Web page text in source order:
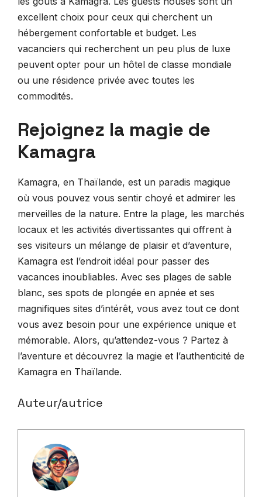
excellent choix pour ceux qui cherchent un
hébergement confortable et budget. Les
vacanciers qui recherchent un peu plus de luxe
peuvent opter pour un hôtel de classe mondiale
ou une résidence privée avec toutes les
commodités.
Rejoignez la magie de
Kamagra
Kamagra, en Thaïlande, est un paradis magique
où vous pouvez vous sentir choyé et admirer les
merveilles de la nature. Entre la plage, les marchés
locaux et les activités divertissantes qui offrent à
ses visiteurs un mélange de plaisir et d’aventure,
Kamagra est l’endroit idéal pour passer des
vacances inoubliables. Avec ses plages de sable
blanc, ses spots de plongée en apnée et ses
magnifiques sites d’intérêt, vous avez tout ce dont
vous avez besoin pour une expérience unique et
mémorable. Alors, qu’attendez-vous ? Partez à
l’aventure et découvrez la magie et l’authenticité de
Kamagra en Thaïlande.
Auteur/autrice